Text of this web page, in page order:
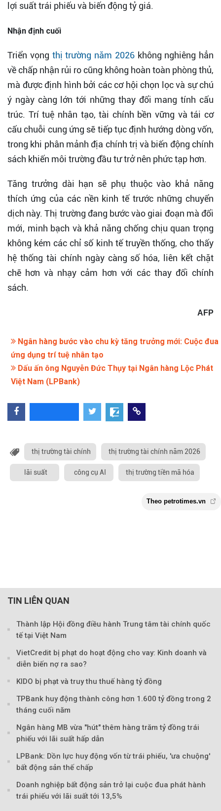
lợi suất trái phiếu và biến động tỷ giá.
Nhận định cuối
Triển vọng thị trường năm 2026không nghiêng hẳn
về chấp nhận rủi ro cũng không hoàn toàn phòng thủ,
mà được định hình bởi các cơ hội chọn lọc và sự chú
ý ngày càng lớn tới những thay đổi mang tính cấu
trúc. Trí tuệ nhân tạo, tài chính bền vững và tái cơ
cấu chuỗi cung ứng sẽ tiếp tục định hướng dòng vốn,
trong khi phân mảnh địa chính trị và biến động chính
sách khiến môi trường đầu tư trở nên phức tạp hơn.
Tăng trưởng dài hạn sẽ phụ thuộc vào khả năng
thích ứng của các nền kinh tế trước những chuyển
dịch này. Thị trường đang bước vào giai đoạn mà đổi
mới, minh bạch và khả năng chống chịu quan trọng
không kém các chỉ số kinh tế truyền thống, cho thấy
hệ thống tài chính ngày càng số hóa, liên kết chặt
chẽ hơn và nhạy cảm hơn với các thay đổi chính
sách.
AFP
Ngân hàng bước vào chu kỳ tăng trưởng mới: Cuộc đua
ứng dụng trí tuệ nhân tạo
Dấu ấn ông Nguyễn Đức Thụy tại Ngân hàng Lộc Phát
Việt Nam (LPBank)
thị trường tài chính thị trường tài chính năm 2026
lãi suất công cụ AI thị trường tiền mã hóa
TIN LIÊN QUAN
Thành lập Hội đồng điều hành Trung tâm tài chính quốc
tế tại Việt Nam
VietCredit bị phạt do hoạt động cho vay: Kinh doanh và
diễn biến nợ ra sao?
KIDO bị phạt và truy thu thuế hàng tỷ đồng
TPBank huy động thành công hơn 1.600 tỷ đồng trong 2
tháng cuối năm
Ngân hàng MB vừa "hút" thêm hàng trăm tỷ đồng trái
phiếu với lãi suất hấp dẫn
LPBank: Dồn lực huy động vốn từ trái phiếu, 'ưa chuộng'
bất động sản thế chấp
Doanh nghiệp bất động sản trở lại cuộc đua phát hành
trái phiếu với lãi suất tới 13,5%